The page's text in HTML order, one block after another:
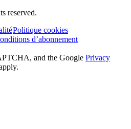
reserved.
Politique cookies
d’abonnement
and the Google Privacy